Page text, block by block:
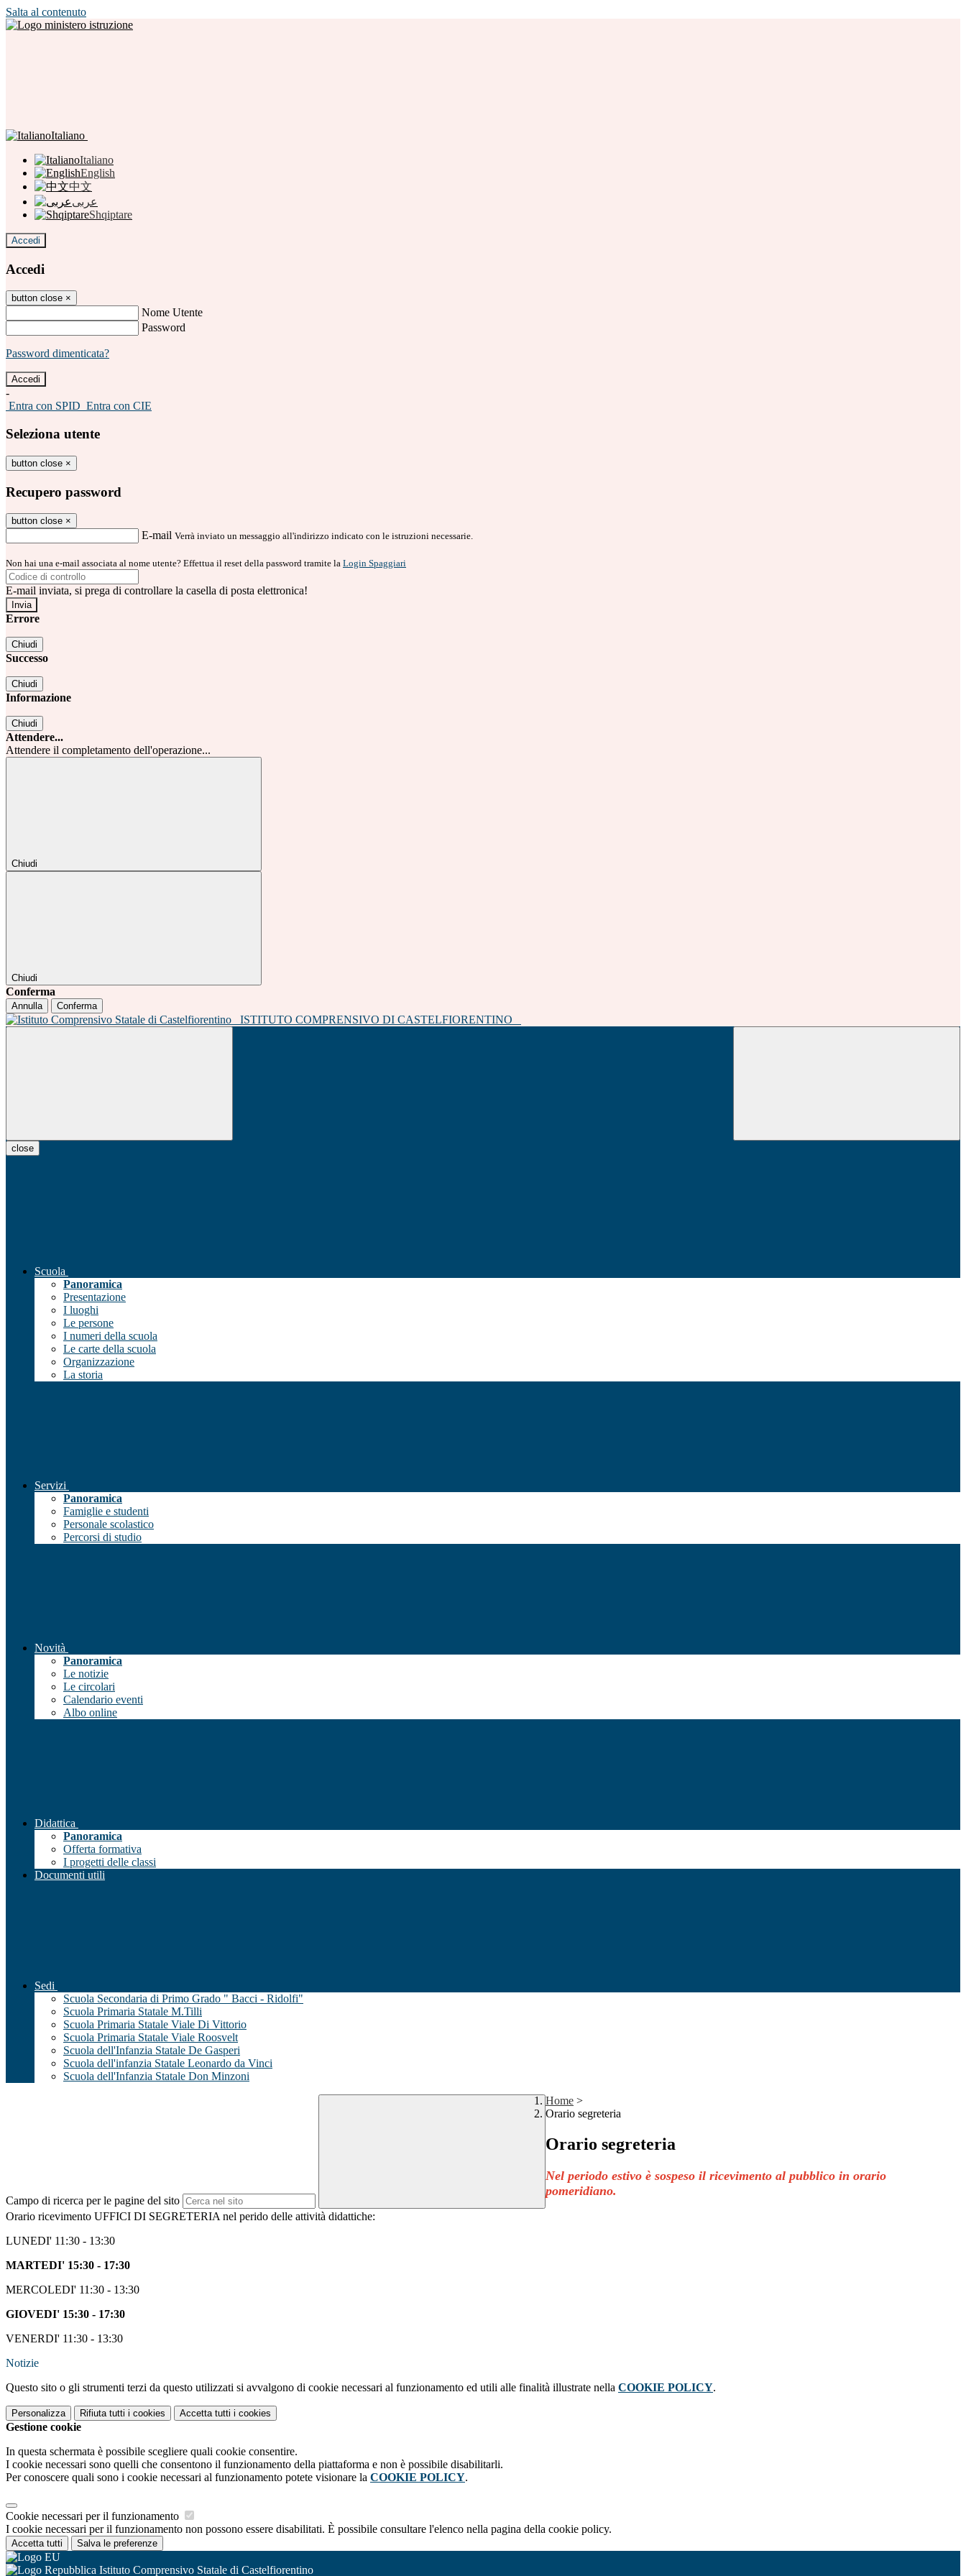
Salta al contenuto
Italiano
Italiano
English
中文
عربى
Shqiptare
Accedi
Accedi
button close ×
Nome Utente
Password
Password dimenticata?
-
Entra con SPID Entra con CIE
Seleziona utente
button close ×
Recupero password
button close ×
E-mail Verrà inviato un messaggio all'indirizzo indicato con le istruzioni necessarie.
Non hai una e-mail associata al nome utente? Effettua il reset della password tramite la Login Spaggiari
E-mail inviata, si prega di controllare la casella di posta elettronica!
Errore
Chiudi
Successo
Chiudi
Informazione
Chiudi
Attendere...
Attendere il completamento dell'operazione...
Chiudi
Chiudi
Conferma
Annulla Conferma
ISTITUTO COMPRENSIVO DI CASTELFIORENTINO
close
Scuola
Panoramica
Presentazione
I luoghi
Le persone
I numeri della scuola
Le carte della scuola
Organizzazione
La storia
Servizi
Panoramica
Famiglie e studenti
Personale scolastico
Percorsi di studio
Novità
Panoramica
Le notizie
Le circolari
Calendario eventi
Albo online
Didattica
Panoramica
Offerta formativa
I progetti delle classi
Documenti utili
Sedi
Scuola Secondaria di Primo Grado " Bacci - Ridolfi"
Scuola Primaria Statale M.Tilli
Scuola Primaria Statale Viale Di Vittorio
Scuola Primaria Statale Viale Roosvelt
Scuola dell'Infanzia Statale De Gasperi
Scuola dell'infanzia Statale Leonardo da Vinci
Scuola dell'Infanzia Statale Don Minzoni
Campo di ricerca per le pagine del sito
Home >
Orario segreteria
Orario segreteria
Nel periodo estivo è sospeso il ricevimento al pubblico in orario
pomeridiano.
Orario ricevimento UFFICI DI SEGRETERIA nel perido delle attività didattiche:
LUNEDI' 11:30 - 13:30
MARTEDI' 15:30 - 17:30
MERCOLEDI' 11:30 - 13:30
GIOVEDI' 15:30 - 17:30
VENERDI' 11:30 - 13:30
Notizie
Questo sito o gli strumenti terzi da questo utilizzati si avvalgono di cookie necessari al funzionamento ed utili alle finalità illustrate nella COOKIE POLICY.
Personalizza Rifiuta tutti i cookies Accetta tutti i cookies
Gestione cookie
In questa schermata è possibile scegliere quali cookie consentire.
I cookie necessari sono quelli che consentono il funzionamento della piattaforma e non è possibile disabilitarli.
Per conoscere quali sono i cookie necessari al funzionamento potete visionare la COOKIE POLICY.
Cookie necessari per il funzionamento
I cookie necessari per il funzionamento non possono essere disabilitati. È possibile consultare l'elenco nella pagina della cookie policy.
Accetta tutti Salva le preferenze
Istituto Comprensivo Statale di Castelfiorentino